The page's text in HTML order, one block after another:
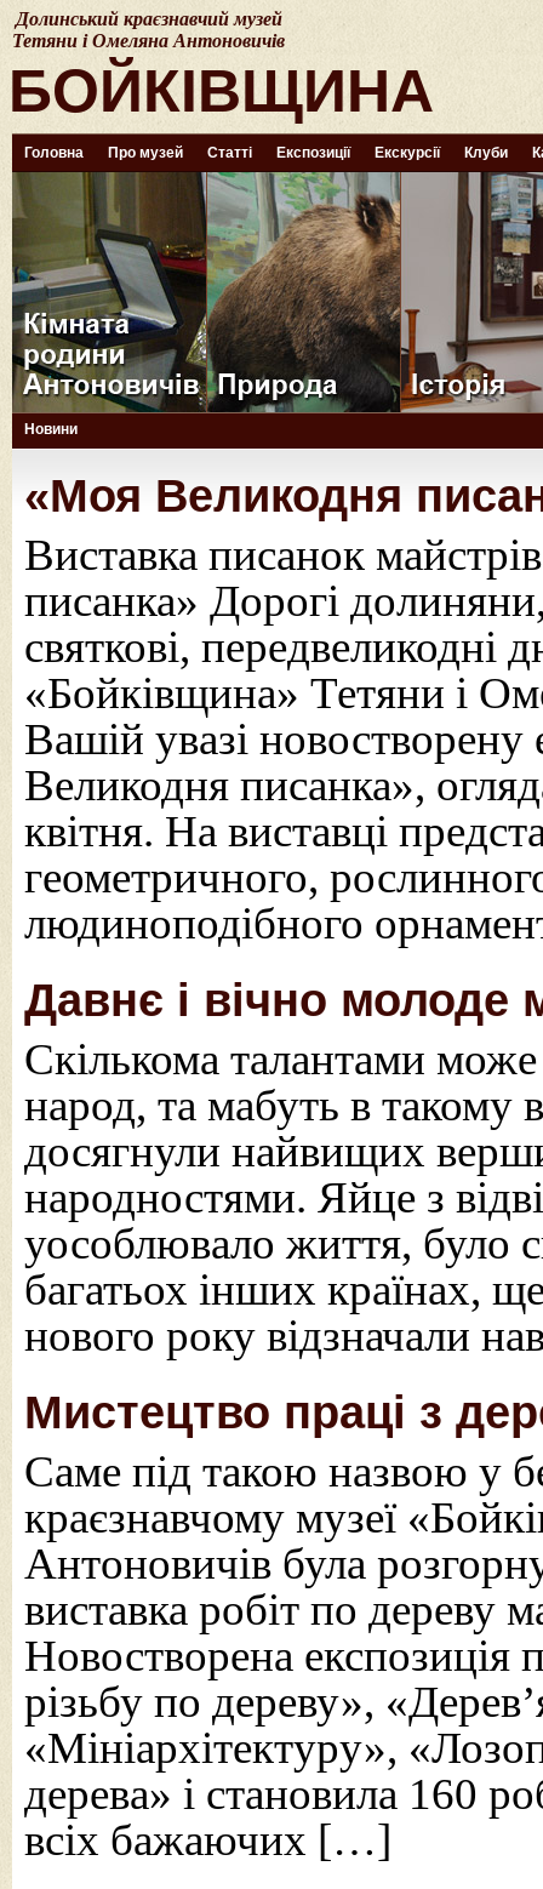
Долинський краєзнавчий музей
Тетяни і Омеляна Антоновичів
БОЙКІВЩИНА
Головна Про музей Статті Експозиції Екскурсії Клуби
Новини
«Моя Великодня
Виставка писанок
писанка» Дорогі
святкові, передвеликодні
«Бойківщина» Тетяни і
Вашій увазі
Великодня писанка»,
квітня. На виставці
геометричного,
людиноподібного
Давнє і вічно молоде
Скількома талантами
народ, та мабуть в такому
досягнули найвищих
народностями. Яйце з
уособлювало життя, було
багатьох інших країнах,
нового року відзначали
Мистецтво праці з
Саме під такою назвою у
краєзнавчому музеї
Антоновичів була
виставка робіт по дереву
Новостворена
різьбу по дереву»,
«Мініархітектуру»,
дерева» і становила 160
всіх бажаючих […]